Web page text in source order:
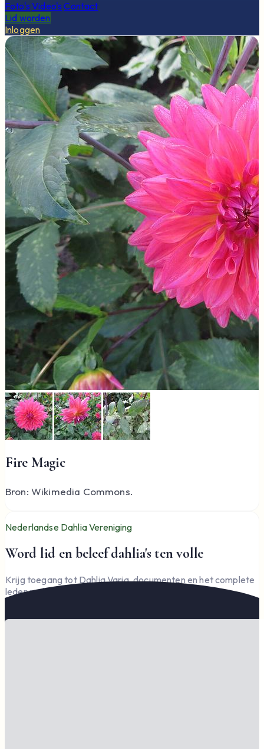
Foto's Video's Contact
Lid worden
Inloggen
Fire Magic
Bron: Wikimedia Commons.
Nederlandse Dahlia Vereniging
Word lid en beleef dahlia's ten volle
Krijg toegang tot Dahlia Varia, documenten en het complete
ledengedeelte — en steun de vereniging.